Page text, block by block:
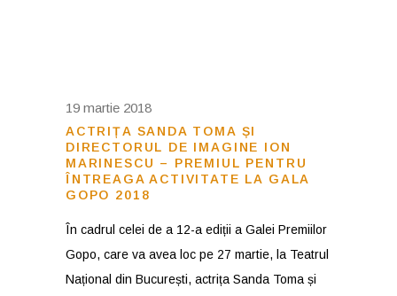
19 martie 2018
ACTRIȚA SANDA TOMA ȘI
DIRECTORUL DE IMAGINE ION
MARINESCU – PREMIUL PENTRU
ÎNTREAGA ACTIVITATE LA GALA
GOPO 2018
În cadrul celei de a 12-a ediții a Galei Premiilor
Gopo, care va avea loc pe 27 martie, la Teatrul
Național din București, actrița Sanda Toma și